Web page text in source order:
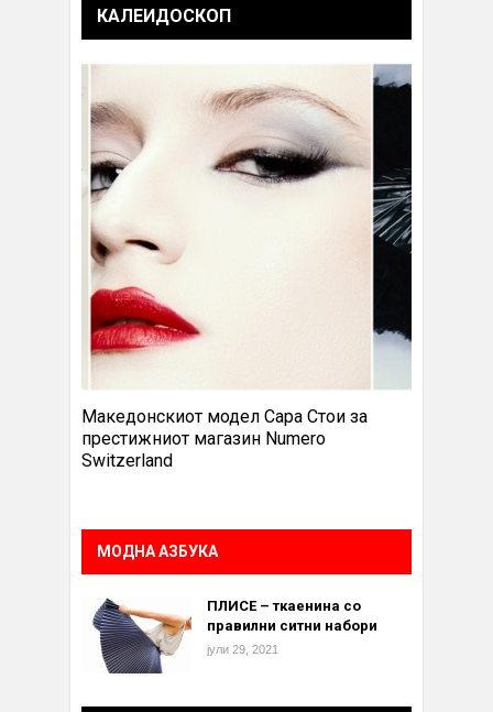
КАЛЕИДОСКОП
Македонскиот модел Сара Стои за
престижниот магазин Numero
Switzerland
МОДНА АЗБУКА
ПЛИСЕ – ткаенина со
правилни ситни набори
јули 29, 2021